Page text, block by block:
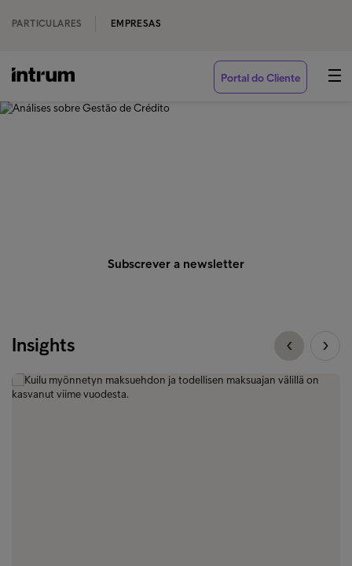
PARTICULARES EMPRESAS
Portal do Cliente
Subscrever a newsletter
Insights